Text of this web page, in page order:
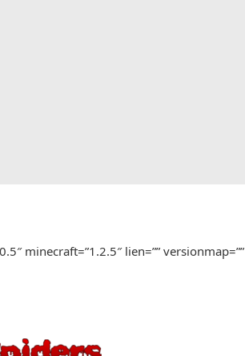
minecraft=”1.2.5″ lien=”” versionmap=””